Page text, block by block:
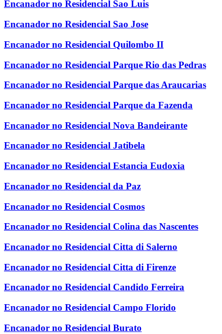
Encanador no Residencial Sao Luis
Encanador no Residencial Sao Jose
Encanador no Residencial Quilombo II
Encanador no Residencial Parque Rio das Pedras
Encanador no Residencial Parque das Araucarias
Encanador no Residencial Parque da Fazenda
Encanador no Residencial Nova Bandeirante
Encanador no Residencial Jatibela
Encanador no Residencial Estancia Eudoxia
Encanador no Residencial da Paz
Encanador no Residencial Cosmos
Encanador no Residencial Colina das Nascentes
Encanador no Residencial Citta di Salerno
Encanador no Residencial Citta di Firenze
Encanador no Residencial Candido Ferreira
Encanador no Residencial Campo Florido
Encanador no Residencial Burato